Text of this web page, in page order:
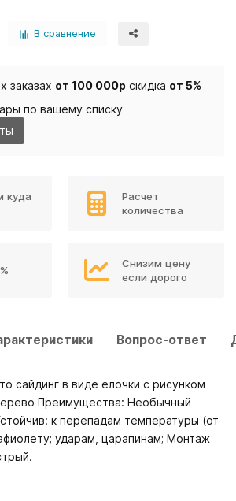
В сравнение
заказах от 100 000р скидка от 5%
по вашему списку
куда
Расчет
количества
Снизим цену
если дорого
Вопрос-ответ
сайдинг в виде елочки с рисунком
Преимущества: Необычный
к перепадам температуры (от
ударам, царапинам; Монтаж